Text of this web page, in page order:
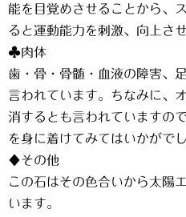
能を目覚めさせることから、
ると運動能力を刺激、向上さ
♣肉体
歯・骨・骨髄・血液の障害、
言われています。ちなみに、
消するとも言われていますの
を身に着けてみてはいかがでし
♦その他
この石はその色合いから太陽
います。